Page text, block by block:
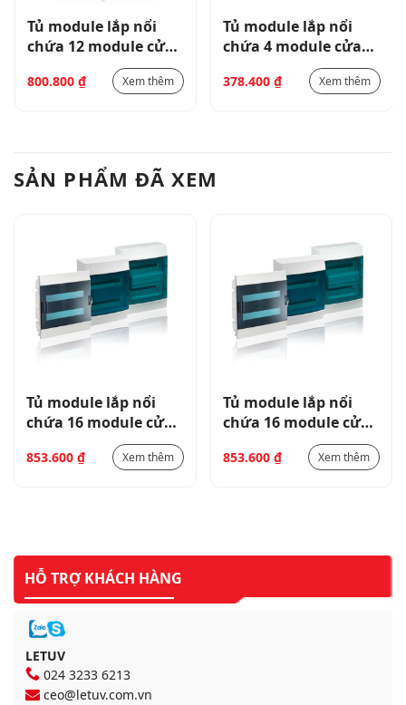
Tủ module lắp nổi
chứa 12 module cửa
trắng-BEW401212
800.800 ₫ Xem thêm
Tủ module lắp nổi
chứa 4 module cửa
trắng-BEF401204
378.400 ₫ Xem thêm
SẢN PHẨM ĐÃ XEM
Tủ module lắp nổi
chứa 16 module cửa
mờ-BEW402216
853.600 ₫ Xem thêm
Tủ module lắp nổi
chứa 16 module cửa
mờ-BEW402216
853.600 ₫ Xem thêm
HỖ TRỢ KHÁCH HÀNG
LETUV
024 3233 6213
ceo@letuv.com.vn